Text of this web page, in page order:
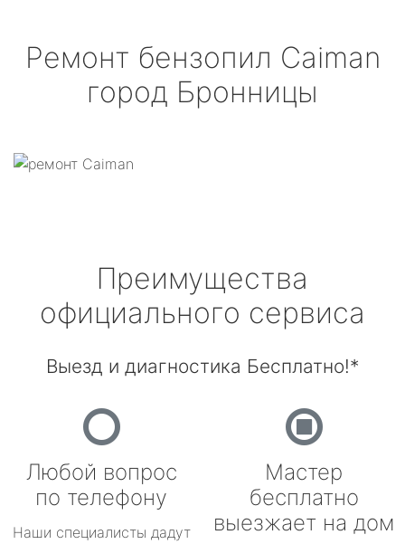
Ремонт бензопил Caiman
город Бронницы
Преимущества
официального сервиса
Выезд и диагностика Бесплатно!*
Любой вопрос
по телефону
Наши специалисты дадут
Мастер
бесплатно
выезжает на дом